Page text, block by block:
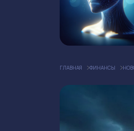
ГЛАВНАЯ ФИНАНСЫ